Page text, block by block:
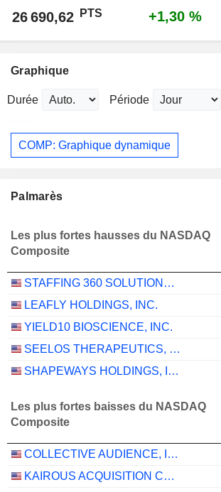
26 690,62 PTS +1,30 %
Graphique
Durée Période
COMP: Graphique dynamique
Palmarès
Les plus fortes hausses du NASDAQ
Composite
STAFFING 360 SOLUTIONS, INC.
LEAFLY HOLDINGS, INC.
YIELD10 BIOSCIENCE, INC.
SEELOS THERAPEUTICS, INC.
SHAPEWAYS HOLDINGS, INC.
Les plus fortes baisses du NASDAQ
Composite
COLLECTIVE AUDIENCE, INC.
KAIROUS ACQUISITION CORP. LIMITED